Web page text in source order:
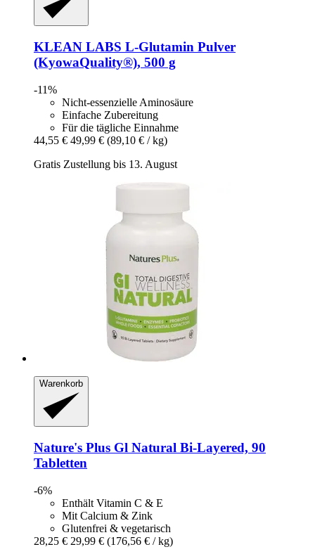
KLEAN LABS L-​Glutamin Pulver
(KyowaQuality®), 500 g
-11%
Nicht-essenzielle Aminosäure
Einfache Zubereitung
Für die tägliche Einnahme
44,55 € 49,99 € (89,10 € / kg)
Gratis Zustellung bis 13. August
Warenkorb
Nature's Plus Gl Natural Bi-​Layered, 90
Tabletten
-6%
Enthält Vitamin C & E
Mit Calcium & Zink
Glutenfrei & vegetarisch
28,25 € 29,99 € (176,56 € / kg)